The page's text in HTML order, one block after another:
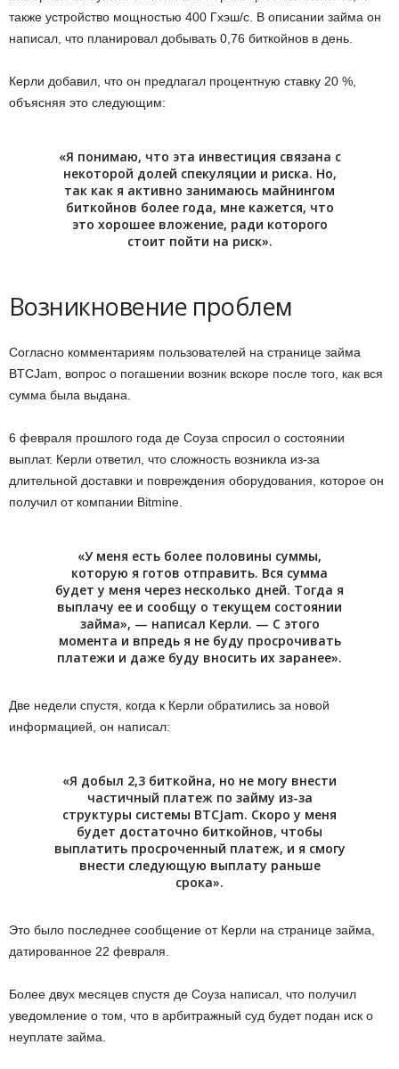
также устройство мощностью 400 Гхэш/с. В описании займа он
написал, что планировал добывать 0,76 биткойнов в день.
Керли добавил, что он предлагал процентную ставку 20 %,
объясняя это следующим:
«Я понимаю, что эта инвестиция связана с
некоторой долей спекуляции и риска. Но,
так как я активно занимаюсь майнингом
биткойнов более года, мне кажется, что
это хорошее вложение, ради которого
стоит пойти на риск».
Возникновение проблем
Согласно комментариям пользователей на странице займа
BTCJam, вопрос о погашении возник вскоре после того, как вся
сумма была выдана.
6 февраля прошлого года де Соуза спросил о состоянии
выплат. Керли ответил, что сложность возникла из-за
длительной доставки и повреждения оборудования, которое он
получил от компании Bitmine.
«У меня есть более половины суммы,
которую я готов отправить. Вся сумма
будет у меня через несколько дней. Тогда я
выплачу ее и сообщу о текущем состоянии
займа», — написал Керли. — С этого
момента и впредь я не буду просрочивать
платежи и даже буду вносить их заранее».
Две недели спустя, когда к Керли обратились за новой
информацией, он написал:
«Я добыл 2,3 биткойна, но не могу внести
частичный платеж по займу из-за
структуры системы BTCJam. Скоро у меня
будет достаточно биткойнов, чтобы
выплатить просроченный платеж, и я смогу
внести следующую выплату раньше
срока».
Это было последнее сообщение от Керли на странице займа,
датированное 22 февраля.
Более двух месяцев спустя де Соуза написал, что получил
уведомление о том, что в арбитражный суд будет подан иск о
неуплате займа.